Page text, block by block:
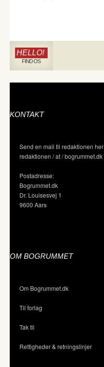
HELLO!
FIND OS
KONTAKT
Send en mail til redaktionen her
redaktionen / at / bogrummet.dk
Postadresse:
Bogrummet.dk
Dr. Louisesvej 1
9600 Aars
OM BOGRUMMET
Om Bogrummet.dk
Til forlag
Tak til
Rettigheder & retningslinjer